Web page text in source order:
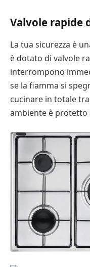
Valvole rapide
La tua sicurezza è
è dotato di valvole
interrompono
se la fiamma si
cucinare in totale
ambiente è protetto